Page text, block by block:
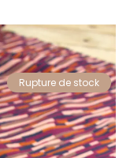
Rupture de stock